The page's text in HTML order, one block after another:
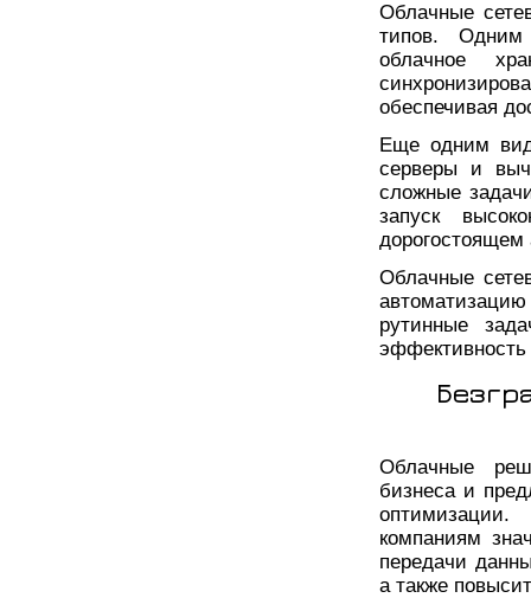
Облачные
типов. Одним
облачное
обеспечивая
Еще одним
серверы и
сложные
запуск
дорогостоящем
Облачные
рутинные
Облачные
бизнеса и
компаниям
передачи
а также